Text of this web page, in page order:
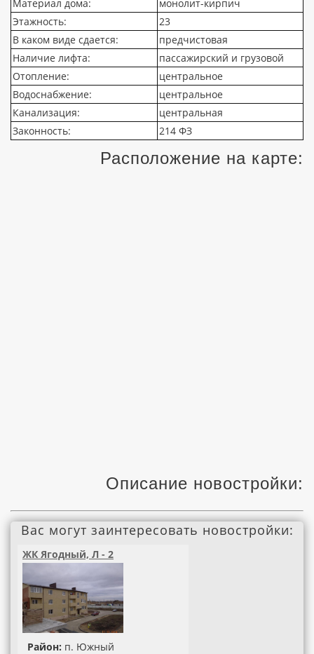
Материал дома:
монолит-кирпич
Этажность:
23
В каком виде сдается:
предчистовая
Наличие лифта:
пассажирский и грузовой
Отопление:
центральное
Водоснабжение:
центральное
Канализация:
центральная
Законность:
214 ФЗ
Расположение на карте:
Описание новостройки:
Вас могут заинтересовать новостройки:
ЖК Ягодный, Л - 2
Район: п. Южный